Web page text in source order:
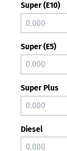
Super (E10)
Super (E5)
Super Plus
Diesel